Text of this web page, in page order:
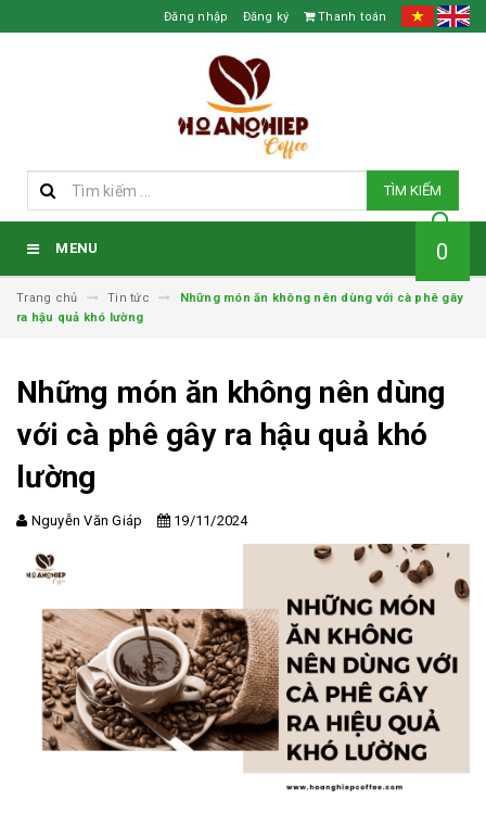
Đăng nhập Đăng ký Thanh toán
TÌM KIẾM
MENU 0
Trang chủ Tin tức
Những món ăn không nên dùng với cà phê gây
ra hậu quả khó lường
Những món ăn không nên dùng
với cà phê gây ra hậu quả khó
lường
Nguyễn Văn Giáp 19/11/2024